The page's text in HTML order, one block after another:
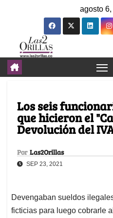
agosto
Los seis
que hicieron el
Devolución del
Por Las2Orillas
SEP 23, 2021
Devengaban sueldos
ficticias para luego cobrarle